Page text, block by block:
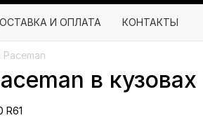
в кузовах
R61
И ОПЛАТА КОНТАКТЫ